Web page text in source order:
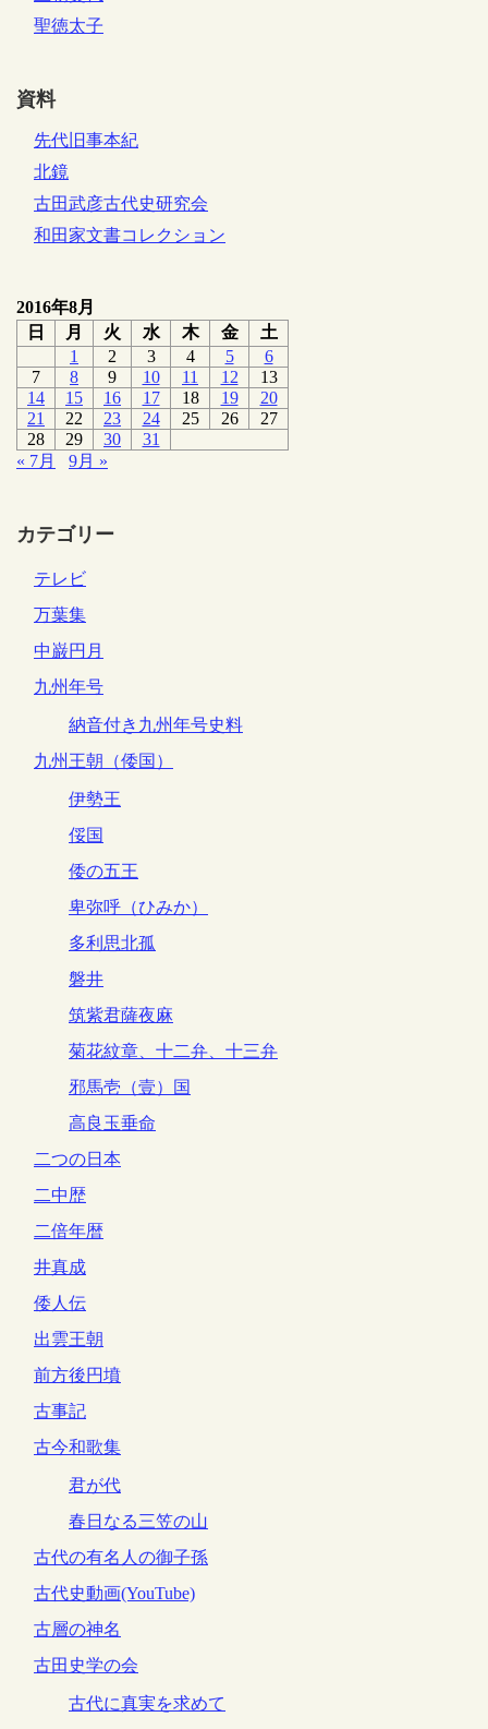
聖徳太子
資料
先代旧事本紀
北鏡
古田武彦古代史研究会
和田家文書コレクション
2016年8月
日
月 火 水 木 金
土
1
2 3 4 5
6
7
8 9 10 11 12
13
14
15 16 17 18 19
20
21
22 23 24 25 26
27
28
29 30
31
« 7月
9月 »
カテゴリー
テレビ
万葉集
中巌円月
九州年号
納音付き九州年号史料
九州王朝（倭国）
伊勢王
俀国
倭の五王
卑弥呼（ひみか）
多利思北孤
磐井
筑紫君薩夜麻
菊花紋章、十二弁、十三弁
邪馬壱（壹）国
高良玉垂命
二つの日本
二中歴
二倍年暦
井真成
倭人伝
出雲王朝
前方後円墳
古事記
古今和歌集
君が代
春日なる三笠の山
古代の有名人の御子孫
古代史動画(YouTube)
古層の神名
古田史学の会
古代に真実を求めて